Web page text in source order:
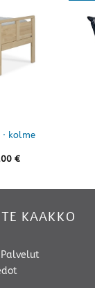
· kolme
€Hintaluokka:
KAAKKO
Palvelut